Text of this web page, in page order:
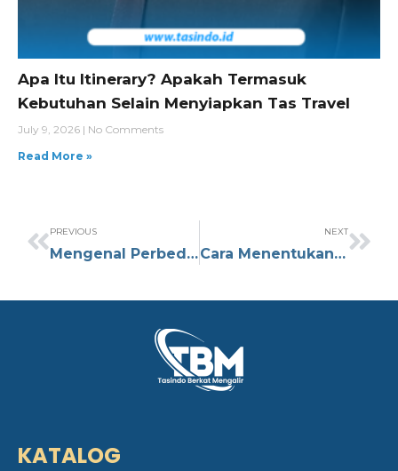
Apa Itu Itinerary? Apakah Termasuk
Kebutuhan Selain Menyiapkan Tas Travel
July 9, 2026
No Comments
Read More »
PREVIOUS
Mengenal Perbedaan Material Tas Seminar Canvas, Oxford, dan Parasut
NEXT
Cara Menentukan Ukuran Tas Seminar Berdasarkan Jenis Event
KATALOG